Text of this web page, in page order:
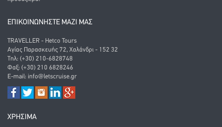
ΕΠΙΚΟΙΝΩΝΗΣΤΕ ΜΑΖΙ ΜΑΣ
TRAVELLER - Hetco Tours
Αγίας Παρασκευής 72, Χαλάνδρι - 152 32
Τηλ: (+30) 210-6828748
Φαξ: (+30) 210 6828246
E-mail: info@letscruise.gr
ΧΡΗΣΙΜΑ